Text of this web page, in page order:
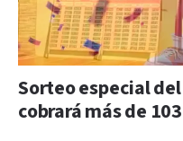
Sorteo especial
cobrará más de